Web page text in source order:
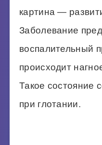
картина —
Заболевание
воспалительный
происходит
Такое состояние
при глотании.